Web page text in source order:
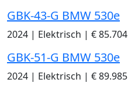
GBK-43-G BMW 530e
2024 | Elektrisch | € 85.704
GBK-51-G BMW 530e
2024 | Elektrisch | € 89.985